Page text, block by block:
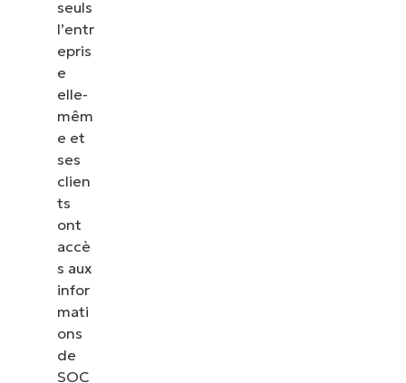
seuls
l’entr
epris
e
elle-
mêm
e et
ses
clien
ts
ont
accè
s aux
infor
mati
ons
de
SOC